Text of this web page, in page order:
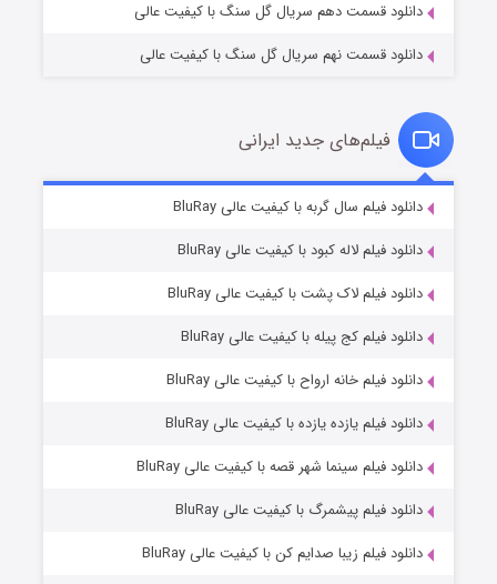
قسمت۷ (زیرنویس) منتشر شد
دانلود قسمت دهم سریال گل سنگ با کیفیت عالی
دانلود قسمت نهم سریال گل سنگ با کیفیت عالی
فیلم‌های جدید ایرانی
دانلود فیلم سال گربه با کیفیت عالی BluRay
دانلود فیلم لاله کبود با کیفیت عالی BluRay
دانلود فیلم لاک پشت با کیفیت عالی BluRay
دانلود فیلم کج‌ پیله با کیفیت عالی BluRay
دانلود فیلم خانه ارواح با کیفیت عالی BluRay
دانلود فیلم یازده یازده با کیفیت عالی BluRay
دانلود فیلم سینما شهر قصه با کیفیت عالی BluRay
دانلود فیلم پیشمرگ با کیفیت عالی BluRay
دانلود فیلم زیبا صدایم کن با کیفیت عالی BluRay